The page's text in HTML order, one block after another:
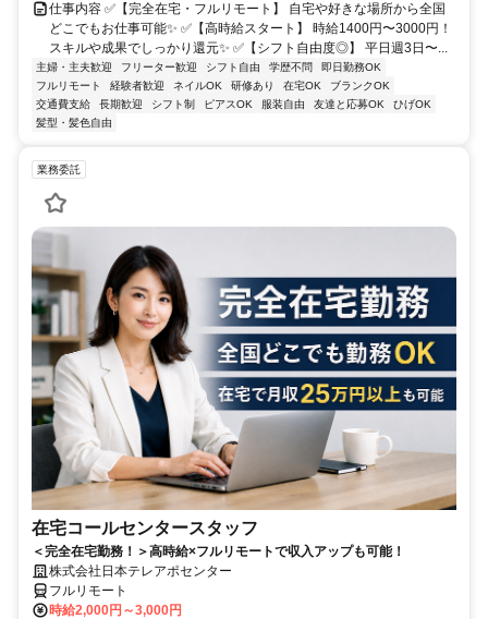
仕事内容 ✅【完全在宅・フルリモート】 自宅や好きな場所から全国
どこでもお仕事可能✨ ✅【高時給スタート】 時給1400円〜3000円！
スキルや成果でしっかり還元✨ ✅【シフト自由度◎】 平日週3日〜...
主婦・主夫歓迎 フリーター歓迎 シフト自由 学歴不問
即日勤務OK
フルリモート
経験者歓迎 ネイルOK 研修あり 在宅OK
ブランクOK
交通費支給
長期歓迎 シフト制 ピアスOK 服装自由 友達と応募OK
ひげOK
髪型・髪色自由
業務委託
在宅コールセンタースタッフ
＜完全在宅勤務！＞高時給×フルリモートで収入アップも可能！
株式会社日本テレアポセンター
フルリモート
時給2,000円～3,000円